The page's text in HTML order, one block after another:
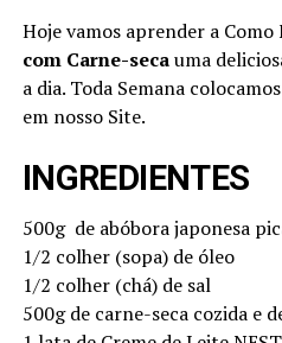
Hoje vamos aprender a Como
com Carne-secauma
a dia. Toda Semana
em nosso Site.
INGREDIENTES
500g de abóbora japonesa
1/2 colher (sopa) de óleo
1/2 colher (chá) de sal
500g de carne-seca cozida e